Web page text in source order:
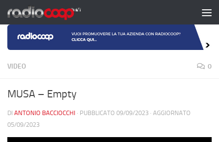
Salta al contenuto
VIDEO 0
MUSA – Empty
DI ANTONIO BACCIOCCHI · PUBBLICATO 09/09/2023 · AGGIORNATO
05/09/2023